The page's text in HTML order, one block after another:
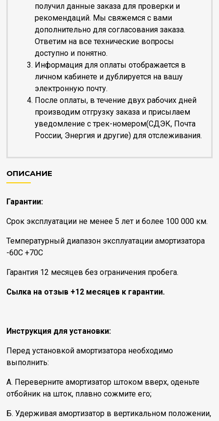
получил данные заказа для проверки и
рекомендаций. Мы свяжемся с вами
дополнительно для согласования заказа.
Ответим на все технические вопросы
доступно и понятно.
Информация для оплаты отображается в
личном кабинете и дублируется на вашу
электронную почту.
После оплаты, в течение двух рабочих дней
производим отгрузку заказа и присылаем
уведомление с трек-номером(СДЭК, Почта
России, Энергия и другие) для отслеживания.
ОПИСАНИЕ
Гарантии:
Срок эксплуатации не менее 5 лет и более 100 000 км.
Температурный диапазон эксплуатации амортизатора
-60С +70С
Гарантия 12 месяцев без ограничения пробега.
Сылка на отзыв +12 месяцев к гарантии.
Инструкция для установки:
Перед установкой амортизатора необходимо
выполнить:
А. Переверните амортизатор штоком вверх, оденьте
отбойник на шток, плавно сожмите его;
Б. Удерживая амортизатор в вертикальном положении,